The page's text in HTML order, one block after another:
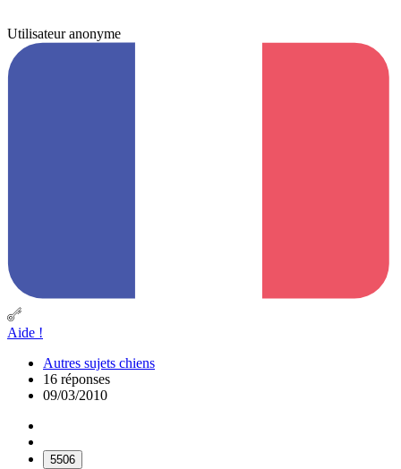
Utilisateur anonyme
Aide !
Autres sujets chiens
16 réponses
09/03/2010
5506